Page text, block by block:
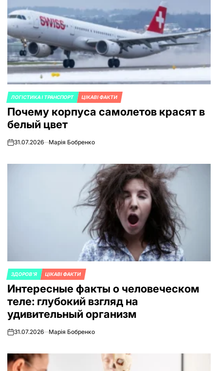
ОПУБЛИКОВАНО
В
ЛОГІСТИКА І ТРАНСПОРТ ЦІКАВІ ФАКТИ
Почему корпуса самолетов красят в
белый цвет
on31.07.2026 Марія Бобренко
ОПУБЛИКОВАНО
В
ЗДОРОВ'Я ЦІКАВІ ФАКТИ
Интересные факты о человеческом
теле: глубокий взгляд на
удивительный организм
on31.07.2026 Марія Бобренко